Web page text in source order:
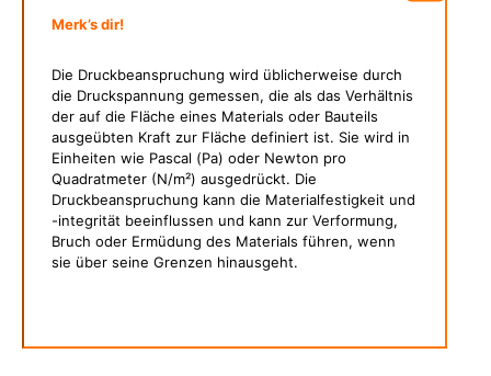
Merk’s dir!
Die Druckbeanspruchung wird üblicherweise durch
die Druckspannung gemessen, die als das Verhältnis
der auf die Fläche eines Materials oder Bauteils
ausgeübten Kraft zur Fläche definiert ist. Sie wird in
Einheiten wie Pascal (Pa) oder Newton pro
Quadratmeter (N/m²) ausgedrückt. Die
Druckbeanspruchung kann die Materialfestigkeit und
-integrität beeinflussen und kann zur Verformung,
Bruch oder Ermüdung des Materials führen, wenn
sie über seine Grenzen hinausgeht.